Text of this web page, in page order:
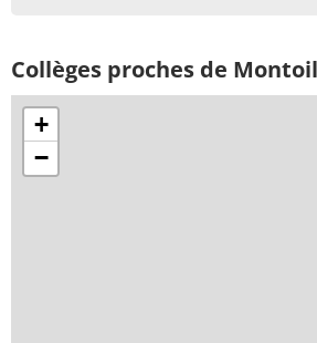
Collèges proches de
+
−